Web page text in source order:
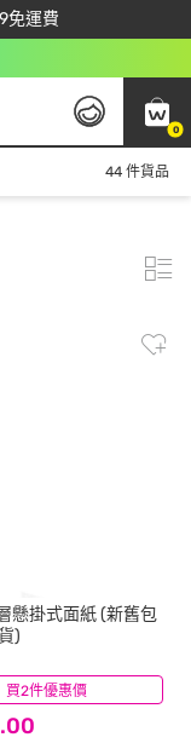
免運費
家優惠即減$50
0
44 件貨品
買2件優惠價
懸掛式面紙 (新舊包
)
(5)